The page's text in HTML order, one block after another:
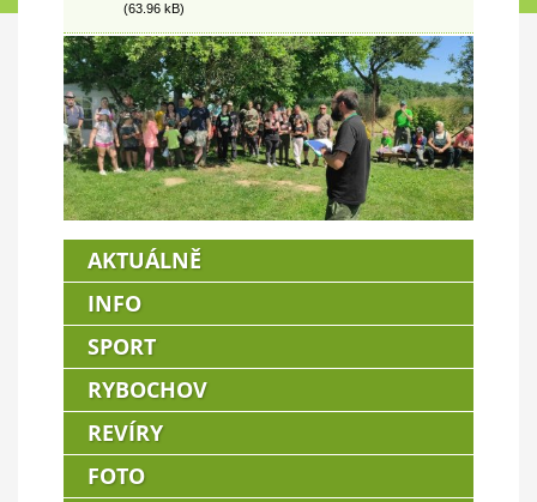
(63.96 kB)
AKTUÁLNĚ
INFO
SPORT
RYBOCHOV
REVÍRY
FOTO